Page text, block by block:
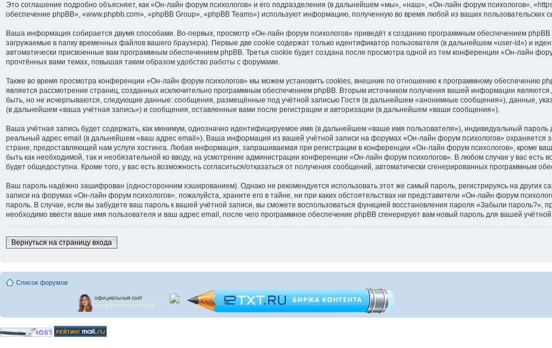
Это соглашение подробно объясняет, как «Он-лайн форум психологов» и его подразделения (в дальнейшем «мы», «наш», «Он-лайн форум психологов»,
обеспечение phpBB», «www.phpbb.com», «phpBB Group», «phpBB Teams») используют информацию, полученную во время любой из ваших
Ваша информация собирается двумя способами. Во-первых, просмотр «Он-лайн форум психологов» приведёт к созданию программным обеспечением
загружаемые в папку временных файлов вашего браузера). Первые две cookie содержат только идентификатор пользователя (в дальнейшем «user-id») и
автоматически присвоенные вам программным обеспечением phpBB. Третья cookie будет создана после просмотра одной из тем конференции «Он-лайн
прочтённых вами темах, повышая таким образом удобство работы с форумами.
Также во время просмотра конференции «Он-лайн форум психологов» мы можем установить cookies, внешние по отношению к программному обеспечению
является рассмотрение страниц, созданных исключительно программным обеспечением phpBB. Вторым источником получения вашей информации
быть, но не исчерпываются, следующие данные: сообщения, размещённые под учётной записью Гостя (в дальнейшем «анонимные сообщения»), данные,
(в дальнейшем «ваша учётная запись») и сообщения, оставленные вами после регистрации и авторизации (в дальнейшем «ваши сообщения»).
Ваша учётная запись будет содержать, как минимум, однозначно идентифицируемое имя (в дальнейшем «ваше имя пользователя»), индивидуальный
реальный адрес email (в дальнейшем «ваш адрес email»). Ваша информация из вашей учётной записи на форумах «Он-лайн форум психологов»
стране, предоставляющей нам услуги хостинга. Любая информация, запрашиваемая при регистрации в конференции «Он-лайн форум психологов», кроме
быть как необходимой, так и необязательной ко вводу, на усмотрение администрации конференции «Он-лайн форум психологов». В любом случае у вас есть
будет общедоступна. Кроме того, у вас есть возможность согласиться/отказаться от получения сообщений, автоматически сгенерированных программным
Ваш пароль надёжно зашифрован (односторонним хэшированием). Однако не рекомендуется использовать этот же самый пароль, регистрируясь на других
записи на форумах «Он-лайн форум психологов», пожалуйста, храните его в тайне, ни при каких обстоятельствах ни представители «Он-лайн форум
пароль. В случае, если вы забудете ваш пароль к вашей учётной записи, вы сможете воспользоваться функцией восстановления пароля «Забыли
необходимо ввести ваше имя пользователя и ваш адрес email, после чего программное обеспечение phpBB сгенерирует вам новый пароль для вашей учётной
Вернуться на страницу входа
Список форумов